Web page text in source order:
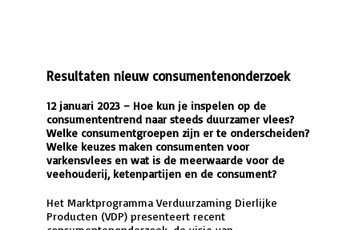
Resultaten nieuw consumentenonderzoek
12 januari 2023 – Hoe kun je inspelen op de
consumententrend naar steeds duurzamer vlees?
Welke consumentgroepen zijn er te onderscheiden?
Welke keuzes maken consumenten voor
varkensvlees en wat is de meerwaarde voor de
veehouderij, ketenpartijen en de consument?
Het Marktprogramma Verduurzaming Dierlijke
Producten (VDP) presenteert recent